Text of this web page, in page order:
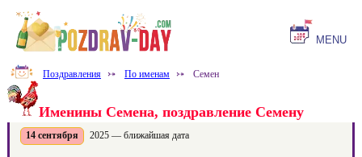
MENU
Поздравления ⤐ По именам ⤐ Семен
Именины Семена, поздравление Семену
14 сентября 2025 — ближайшая дата